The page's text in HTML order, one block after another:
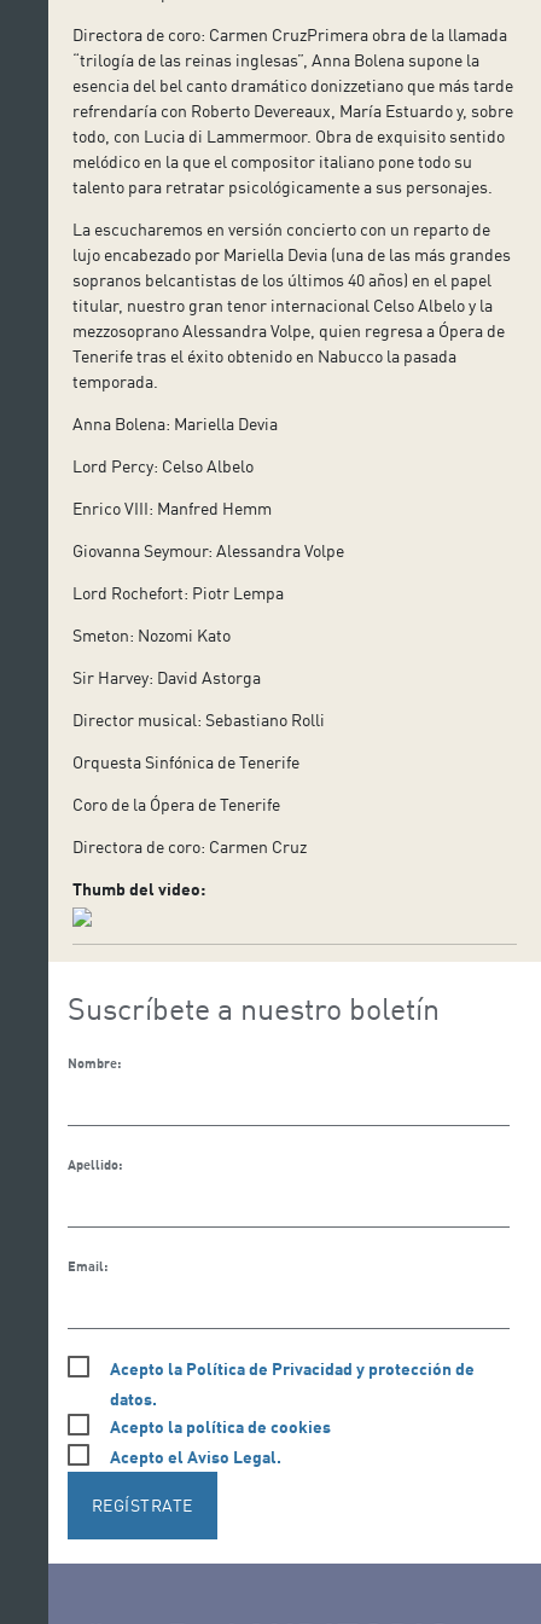
Directora de coro: Carmen CruzPrimera obra de la llamada
“trilogía de las reinas inglesas”, Anna Bolena supone la
esencia del bel canto dramático donizzetiano que más tarde
refrendaría con Roberto Devereaux, María Estuardo y, sobre
todo, con Lucia di Lammermoor. Obra de exquisito sentido
melódico en la que el compositor italiano pone todo su
talento para retratar psicológicamente a sus personajes.
La escucharemos en versión concierto con un reparto de
lujo encabezado por Mariella Devia (una de las más grandes
sopranos belcantistas de los últimos 40 años) en el papel
titular, nuestro gran tenor internacional Celso Albelo y la
mezzosoprano Alessandra Volpe, quien regresa a Ópera de
Tenerife tras el éxito obtenido en Nabucco la pasada
temporada.
Anna Bolena: Mariella Devia
Lord Percy: Celso Albelo
Enrico VIII: Manfred Hemm
Giovanna Seymour: Alessandra Volpe
Lord Rochefort: Piotr Lempa
Smeton: Nozomi Kato
Sir Harvey: David Astorga
Director musical: Sebastiano Rolli
Orquesta Sinfónica de Tenerife
Coro de la Ópera de Tenerife
Directora de coro: Carmen Cruz
Thumb del video:
Suscríbete a nuestro boletín
Nombre:
Apellido:
Email:
Acepto la Política de Privacidad y protección de
datos.
Acepto la política de cookies
Acepto el Aviso Legal.
REGÍSTRATE